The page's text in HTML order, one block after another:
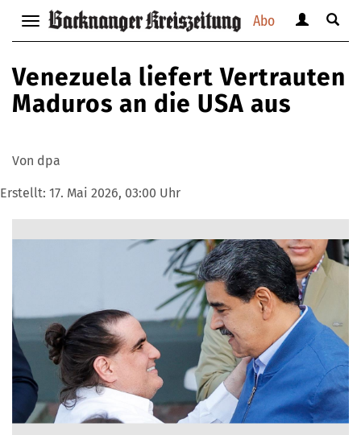
Abo
Navigation
anzeigen
verbergen
anzeigen
verbergen
Suche
Venezuela liefert Vertrauten
Maduros an die USA aus
Von dpa
Erstellt: 17. Mai 2026, 03:00 Uhr